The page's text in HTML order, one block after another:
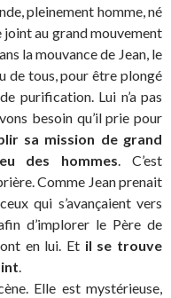
pleinement homme, né
joint au grand mouvement
la mouvance de Jean, le
de tous, pour être plongé
purification. Lui n’a pas
besoin qu’il prie pour
sa mission de grand
des hommes. C’est
Comme Jean prenait
qui s’avançaient vers
d’implorer le Père de
en lui. Et il se trouve
.
Elle est mystérieuse,